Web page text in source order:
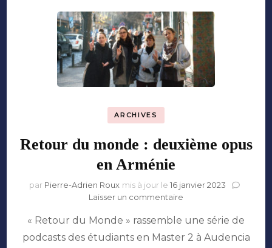
ARCHIVES
Retour du monde : deuxième opus
en Arménie
par Pierre-Adrien Roux mis à jour le 16 janvier 2023
Laisser un commentaire
du
monde
« Retour du Monde » rassemble une série de
podcasts des étudiants en Master 2 à Audencia